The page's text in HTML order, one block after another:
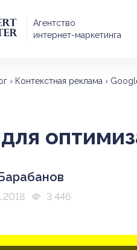
Агентство
интернет-маркетинга
› Контекстная реклама ›
3 446